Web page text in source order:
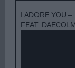
I ADORE YOU –
FEAT.